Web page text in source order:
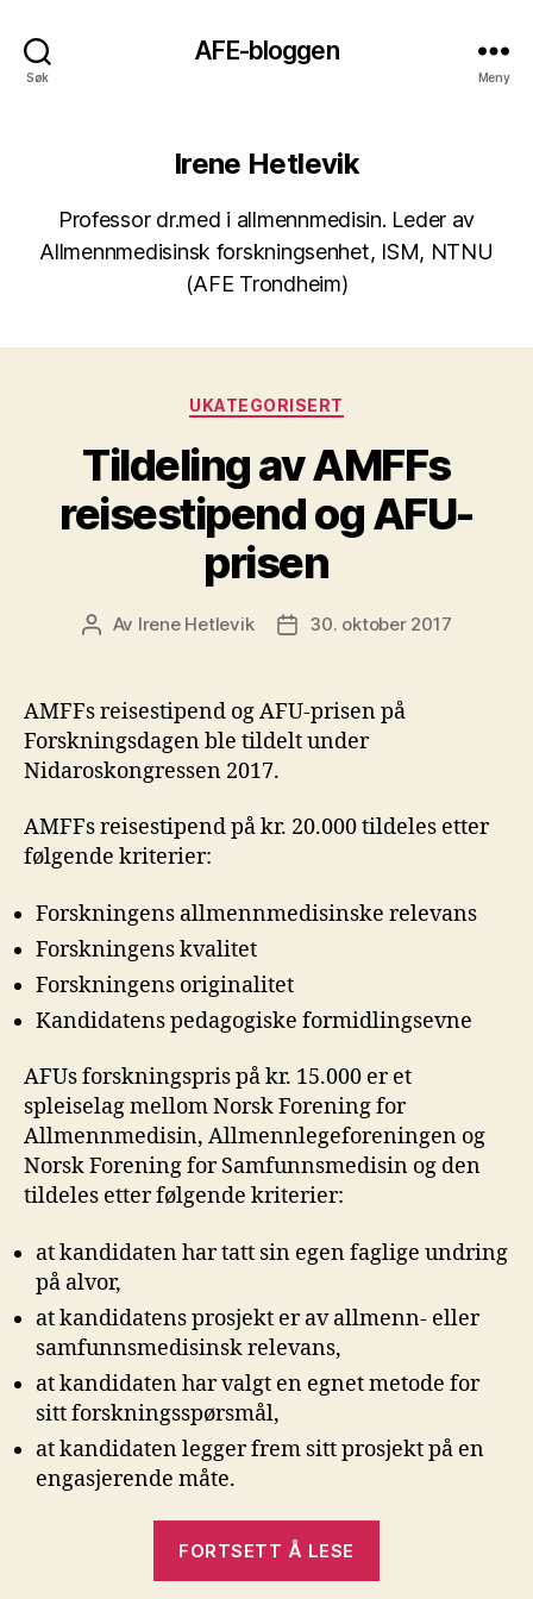
Søk
AFE-bloggen
Meny
Irene Hetlevik
Professor dr.med i allmennmedisin. Leder av
Allmennmedisinsk forskningsenhet, ISM, NTNU
(AFE Trondheim)
Kategorier
UKATEGORISERT
Tildeling av AMFFs
reisestipend og AFU-
prisen
Innleggsforfatter
Av Irene Hetlevik Publiseringsdato
30. oktober 2017
AMFFs reisestipend og AFU-prisen på
Forskningsdagen ble tildelt under
Nidaroskongressen 2017.
AMFFs reisestipend på kr. 20.000 tildeles etter
følgende kriterier:
Forskningens allmennmedisinske relevans
Forskningens kvalitet
Forskningens originalitet
Kandidatens pedagogiske formidlingsevne
AFUs forskningspris på kr. 15.000 er et
spleiselag mellom Norsk Forening for
Allmennmedisin, Allmennlegeforeningen og
Norsk Forening for Samfunnsmedisin og den
tildeles etter følgende kriterier:
at kandidaten har tatt sin egen faglige undring
på alvor,
at kandidatens prosjekt er av allmenn- eller
samfunnsmedisinsk relevans,
at kandidaten har valgt en egnet metode for
sitt forskningsspørsmål,
at kandidaten legger frem sitt prosjekt på en
engasjerende måte.
FORTSETT Å LESE